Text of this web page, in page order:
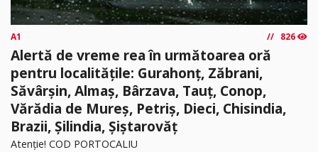
A1 826
Alertă de vreme rea în următoarea oră
pentru localitățile: Gurahonț, Zăbrani,
Săvârșin, Almaș, Bârzava, Tauț, Conop,
Vărădia de Mureș, Petriș, Dieci, Chisindia,
Brazii, Șilindia, Șiștarovăț
Atenție! COD PORTOCALIU